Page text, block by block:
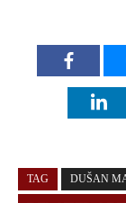
TAG DUŠAN